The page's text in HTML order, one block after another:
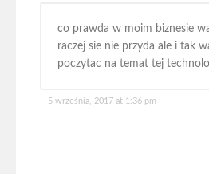
co prawda w moim biznesie
raczej sie nie przyda ale i tak
poczytac na temat tej
5 września, 2017 at 1:36 pm